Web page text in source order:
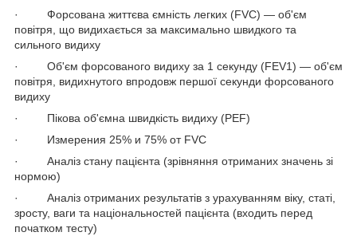
· Форсована життєва ємність легких (FVC) — об'єм
повітря, що видихається за максимально швидкого та
сильного видиху
· Об'єм форсованого видиху за 1 секунду (FEV1) — об'єм
повітря, видихнутого впродовж першої секунди форсованого
видиху
· Пікова об'ємна швидкість видиху (PEF)
· Измерения 25% и 75% от FVC
· Аналіз стану пацієнта (зрівняння отриманих значень зі
нормою)
· Аналіз отриманих результатів з урахуванням віку, статі,
зросту, ваги та національностей пацієнта (входить перед
початком тесту)